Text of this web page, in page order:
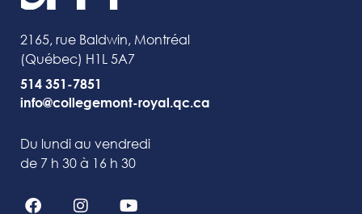
2165, rue Baldwin, Montréal
(Québec) H1L 5A7
514 351-7851
info@collegemont-royal.qc.ca
Du lundi au vendredi
de 7 h 30 à 16 h 30